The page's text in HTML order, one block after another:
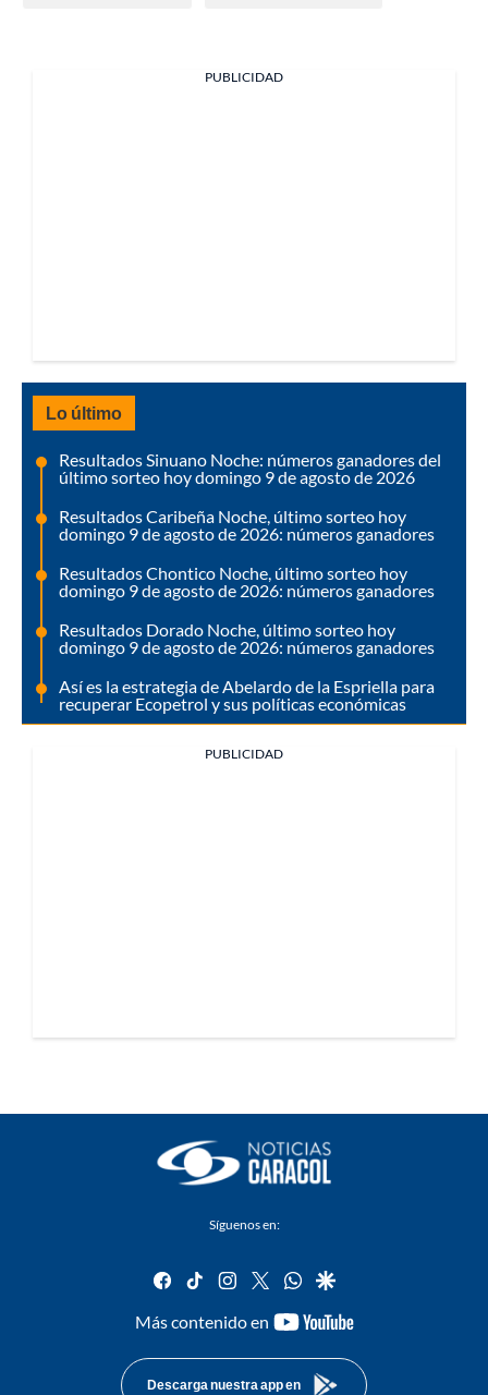
PUBLICIDAD
Lo último
Resultados Sinuano Noche: números ganadores del
último sorteo hoy domingo 9 de agosto de 2026
Resultados Caribeña Noche, último sorteo hoy
domingo 9 de agosto de 2026: números ganadores
Resultados Chontico Noche, último sorteo hoy
domingo 9 de agosto de 2026: números ganadores
Resultados Dorado Noche, último sorteo hoy
domingo 9 de agosto de 2026: números ganadores
Así es la estrategia de Abelardo de la Espriella para
recuperar Ecopetrol y sus políticas económicas
PUBLICIDAD
Síguenos en:
facebook
tiktok instagram
twitterwhatsapp
google
Más contenido en
youtube-
Descarga nuestra app en